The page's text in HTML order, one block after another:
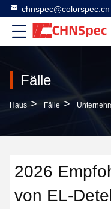
chnspec@colorspec.cn
Fälle
Haus > Fälle > Unternehmensachen Über 2026
2026
von EL-